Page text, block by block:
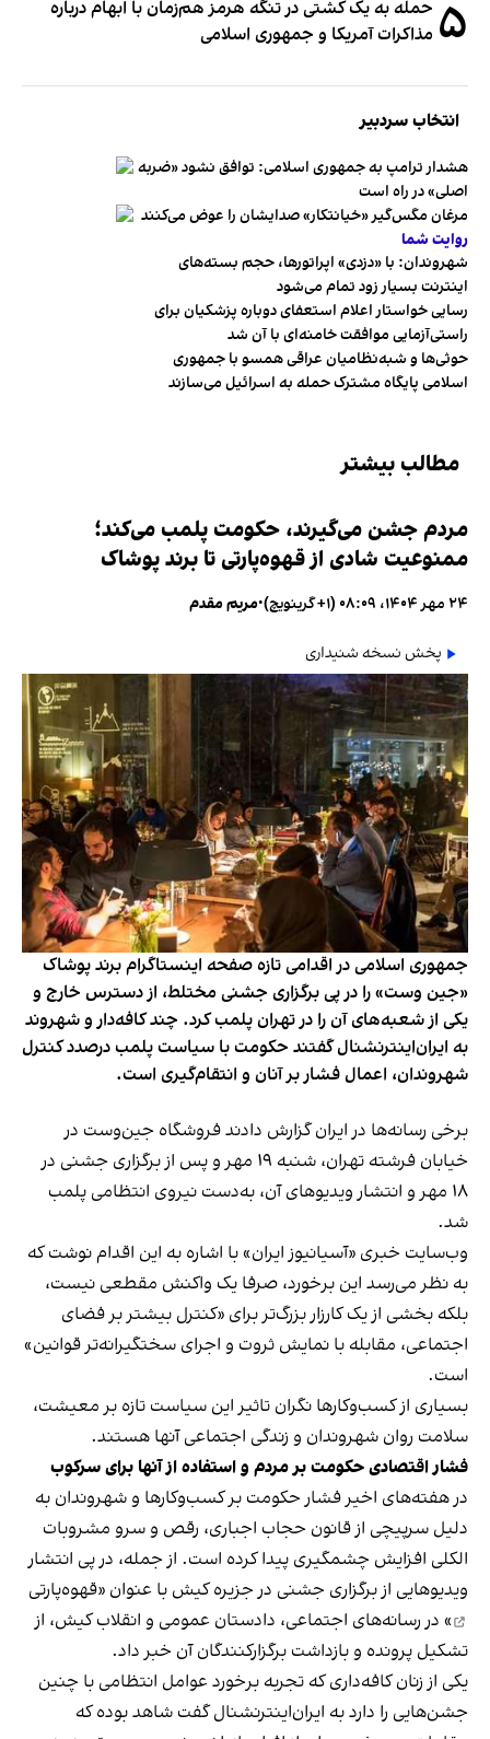
۵ حمله به یک کشتی در تنگه هرمز هم‌زمان با ابهام درباره
مذاکرات آمریکا و جمهوری اسلامی
انتخاب سردبیر
هشدار ترامپ به جمهوری اسلامی: توافق نشود «ضربه
اصلی» در راه است
مرغان مگس‌گیر «خیانتکار» صدایشان را عوض می‌کنند
روایت شما
شهروندان:‌ با «دزدی» اپراتورها، حجم بسته‌های
اینترنت بسیار زود تمام می‌شود
رسایی خواستار اعلام استعفای دوباره پزشکیان برای
راستی‌آزمایی موافقت خامنه‌ای با آن شد
حوثی‌ها و شبه‌نظامیان عراقی همسو با جمهوری
اسلامی پایگاه مشترک حمله به اسرائیل می‌سازند
مطالب بیشتر
مردم جشن می‌گیرند، حکومت پلمب می‌کند؛
ممنوعیت شادی از قهوه‌پارتی تا برند پوشاک
۲۴ مهر ۱۴۰۴، ۰۸:۰۹ (‎+۱ گرینویچ) •مریم مقدم
پخش نسخه شنیداری
جمهوری اسلامی در اقدامی تازه صفحه اینستاگرام برند پوشاک
«جین وست» را در پی برگزاری جشنی مختلط، از دسترس خارج و
یکی از شعبه‌های آن را در تهران پلمب کرد. چند کافه‌‌دار و شهروند
به ایران‌اینترنشنال گفتند حکومت با سیاست پلمب درصدد کنترل
شهروندان، اعمال فشار بر آنان و انتقام‌گیری است.
برخی رسانه‌ها در ایران گزارش دادند فروشگاه جین‌وست در
خیابان فرشته تهران، شنبه ۱۹ مهر و پس از برگزاری جشنی در
۱۸ مهر و انتشار ویدیوهای آن، به‌دست نیروی انتظامی پلمب
شد.
وب‌سایت خبری «آسیانیوز ایران» با اشاره به این اقدام نوشت که
به نظر می‌رسد این برخورد، صرفا یک واکنش مقطعی نیست،
بلکه بخشی از یک کارزار بزرگ‌تر برای «کنترل بیشتر بر فضای
اجتماعی، مقابله با نمایش ثروت و اجرای سختگیرانه‌تر قوانین»
است.
بسیاری از کسب‌وکارها نگران تاثیر این سیاست‌ تازه بر معیشت،
سلامت روان شهروندان و زندگی اجتماعی آنها هستند.
فشار اقتصادی حکومت بر مردم و استفاده از آنها برای سرکوب
در هفته‌های اخیر فشار حکومت بر کسب‌وکارها و شهروندان به
دلیل سرپیچی از قانون حجاب اجباری، رقص و سرو مشروبات
الکلی افزایش چشمگیری پیدا کرده است. از جمله، در پی انتشار
ویدیوهایی از برگزاری جشنی در جزیره کیش با عنوان «قهوه‌پارتی
» در رسانه‌های اجتماعی، دادستان عمومی و انقلاب کیش، از
تشکیل پرونده و بازداشت برگزارکنندگان آن خبر داد.
یکی از زنان کافه‌داری که تجربه برخورد عوامل انتظامی با چنین
جشن‌هایی را دارد به ایران‌اینترنشنال گفت شاهد بوده که